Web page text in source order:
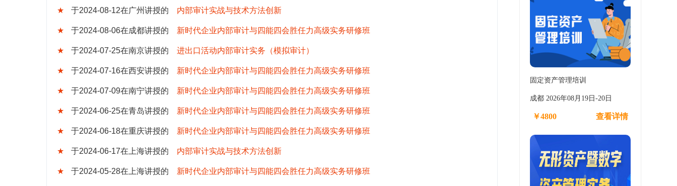
★ 于2024-08-12在广州讲授的 内部审计实战与技术方法创新
★ 于2024-08-06在成都讲授的 新时代企业内部审计与四能四会胜任力高级实务研修班
★ 于2024-07-25在南京讲授的 进出口活动内部审计实务（模拟审计）
★ 于2024-07-16在西安讲授的 新时代企业内部审计与四能四会胜任力高级实务研修班
★ 于2024-07-09在南宁讲授的 新时代企业内部审计与四能四会胜任力高级实务研修班
★ 于2024-06-25在青岛讲授的 新时代企业内部审计与四能四会胜任力高级实务研修班
★ 于2024-06-18在重庆讲授的 新时代企业内部审计与四能四会胜任力高级实务研修班
★ 于2024-06-17在上海讲授的 内部审计实战与技术方法创新
★ 于2024-05-28在上海讲授的 新时代企业内部审计与四能四会胜任力高级实务研修班
固定资产管理培训
成都 2026年08月19日-20日
￥4800 查看详情